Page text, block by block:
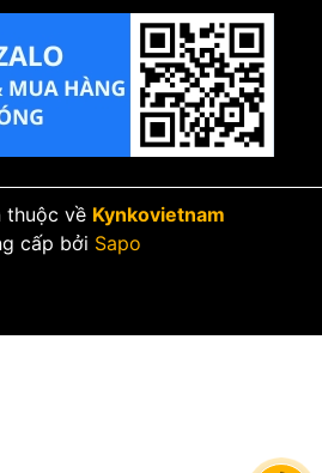
thuộc về Kynkovietnam
cấp bởi Sapo